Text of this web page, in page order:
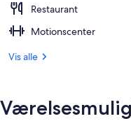
Restaurant
Motionscenter
Vis alle